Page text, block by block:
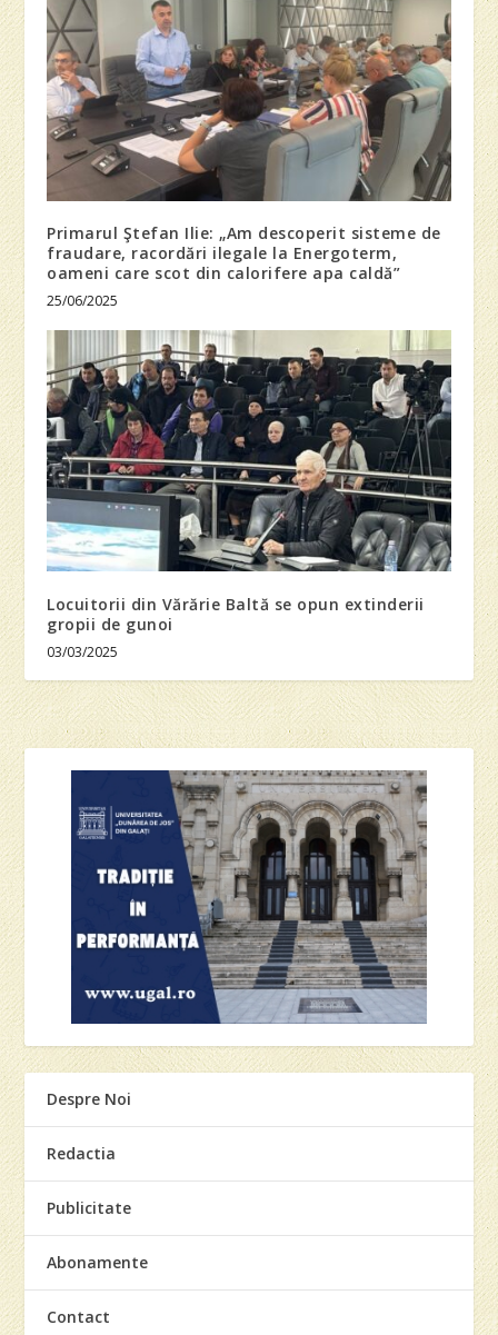
Primarul Ştefan Ilie: „Am descoperit sisteme de
fraudare, racordări ilegale la Energoterm,
oameni care scot din calorifere apa caldă”
25/06/2025
Locuitorii din Vărărie Baltă se opun extinderii
gropii de gunoi
03/03/2025
Despre Noi
Redactia
Publicitate
Abonamente
Contact